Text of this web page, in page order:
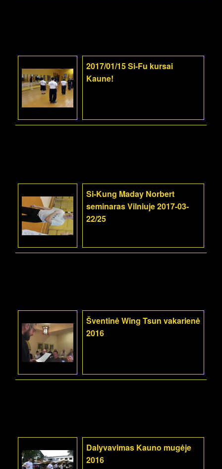
2017/01/15 Si-Fu kursai
Kaune!
Si-Kung Maday Norbert
seminaras Vilniuje 2017-03-
22/25
Šventinė Wing Tsun vakarienė
2016
Dalyvavimas Kauno mugėje
2016